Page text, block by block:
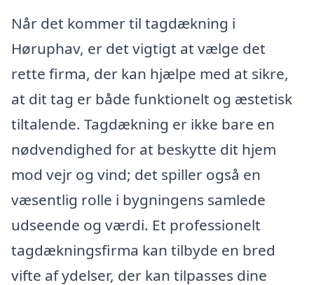
Når det kommer til tagdækning i
Høruphav, er det vigtigt at vælge det
rette firma, der kan hjælpe med at sikre,
at dit tag er både funktionelt og æstetisk
tiltalende. Tagdækning er ikke bare en
nødvendighed for at beskytte dit hjem
mod vejr og vind; det spiller også en
væsentlig rolle i bygningens samlede
udseende og værdi. Et professionelt
tagdækningsfirma kan tilbyde en bred
vifte af ydelser, der kan tilpasses dine